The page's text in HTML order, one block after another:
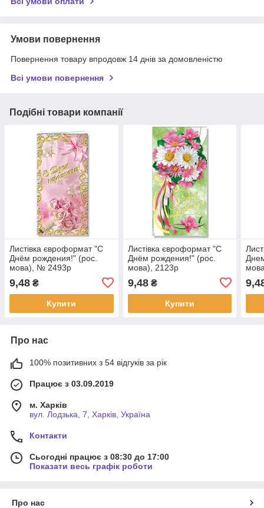
Умови повернення
Повернення товару впродовж 14 днів за домовленістю
Всі умови повернення
Подібні товари компанії
Листівка євроформат "С
Днём рождения!" (рос.
мова), № 2493р
9,48 ₴
Купити
Листівка євроформат "С
Днём рождения!" (рос.
мова), 2123р
9,48₴
Купити
Про нас
100% позитивних з 54 відгуків за рік
Працює з 03.09.2019
м. Харків
вул. Лодзька, 7, Харків, Україна
Контакти
Сьогодні працює з 08:30 до 17:00
Показати весь графік роботи
Про нас